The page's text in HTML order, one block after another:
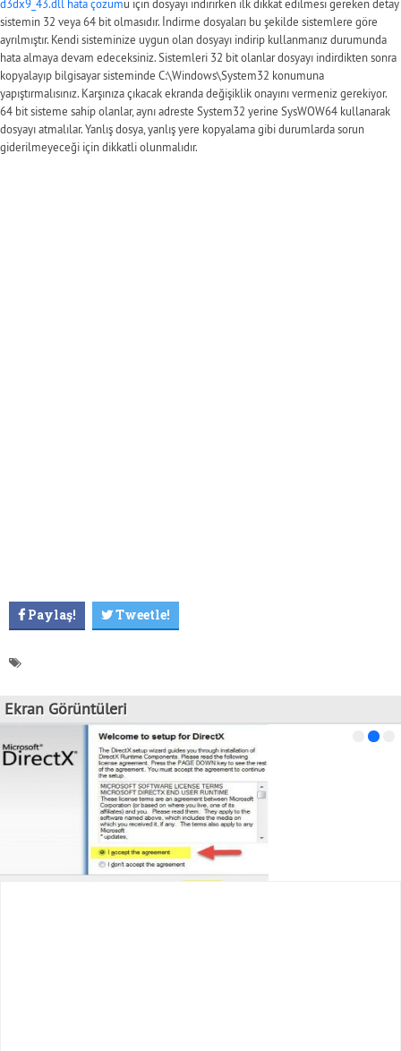
d3dx9_43.dll hata çözümü için dosyayı indirirken ilk dikkat edilmesi gereken detay
sistemin 32 veya 64 bit olmasıdır. İndirme dosyaları bu şekilde sistemlere göre
ayrılmıştır. Kendi sisteminize uygun olan dosyayı indirip kullanmanız durumunda
hata almaya devam edeceksiniz. Sistemleri 32 bit olanlar dosyayı indirdikten sonra
kopyalayıp bilgisayar sisteminde C:\Windows\System32 konumuna
yapıştırmalısınız. Karşınıza çıkacak ekranda değişiklik onayını vermeniz gerekiyor.
64 bit sisteme sahip olanlar, aynı adreste System32 yerine SysWOW64 kullanarak
dosyayı atmalılar. Yanlış dosya, yanlış yere kopyalama gibi durumlarda sorun
giderilmeyeceği için dikkatli olunmalıdır.
Paylaş! Tweetle!
Ekran Görüntüleri